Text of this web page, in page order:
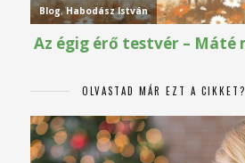
OLVASTAD MÁR EZT A CIKKET?